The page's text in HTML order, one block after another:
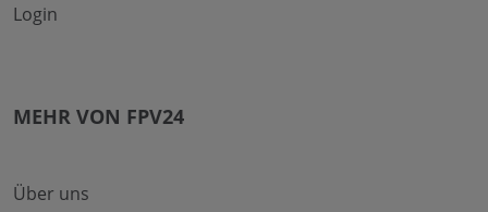
Login
MEHR VON FPV24
Über uns